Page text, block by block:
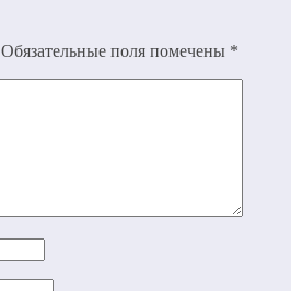
Обязательные поля помечены *